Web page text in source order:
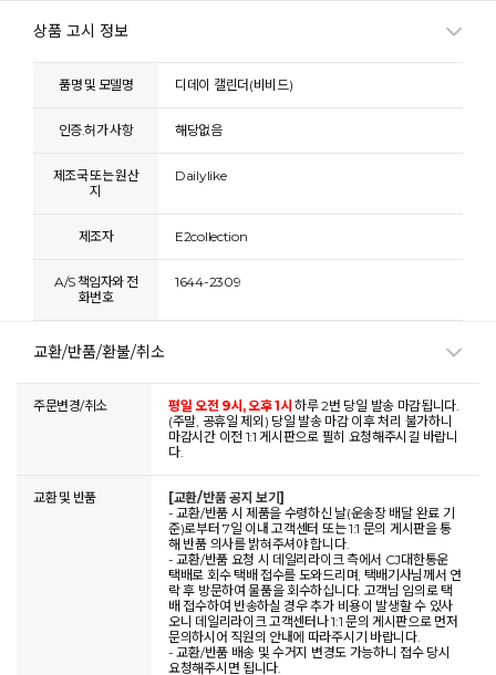
상품 고시 정보
품명 및 모델명 디데이 캘린더(비비드)
인증.허가 사항 해당없음
제조국 또는 원산
지
Dailylike
제조자 E2collection
A/S 책임자와 전
화번호
1644-2309
교환/반품/환불/취소
주문변경/취소 평일 오전 9시, 오후 1시하루 2번 당일 발송 마감됩니다.
(주말, 공휴일 제외) 당일 발송 마감 이후 처리 불가하니
마감시간 이전 1:1 게시판으로 필히 요청해주시길 바랍니
다.
교환 및 반품
[교환/반품 공지 보기]
- 교환/반품 시 제품을 수령하신 날(운송장 배달 완료 기
준)로부터 7일 이내 고객센터 또는 1:1 문의 게시판을 통
해 반품 의사를 밝혀주셔야 합니다.
- 교환/반품 요청 시 데일리라이크 측에서 CJ대한통운
택배로 회수 택배 접수를 도와드리며, 택배기사님께서 연
락 후 방문하여 물품을 회수하십니다. 고객님 임의로 택
배 접수하여 반송하실 경우 추가 비용이 발생할 수 있사
오니 데일리라이크 고객센터나 1:1 문의 게시판으로 먼저
문의하시어 직원의 안내에 따라주시기 바랍니다.
- 교환/반품 배송 및 수거지 변경도 가능하니 접수 당시
요청해주시면 됩니다.